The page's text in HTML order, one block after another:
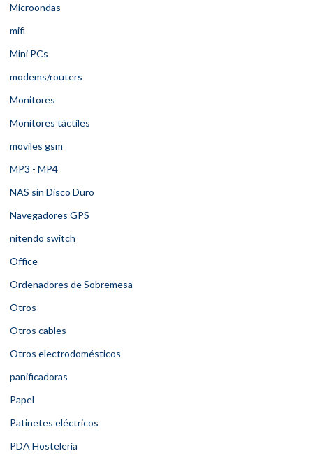
Microondas
mifi
Mini PCs
modems/routers
Monitores
Monitores táctiles
moviles gsm
MP3 - MP4
NAS sin Disco Duro
Navegadores GPS
nitendo switch
Office
Ordenadores de Sobremesa
Otros
Otros cables
Otros electrodomésticos
panificadoras
Papel
Patinetes eléctricos
PDA Hostelería